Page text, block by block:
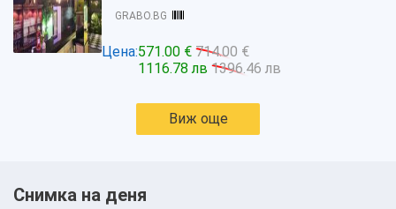
GRABO.BG
Цена:571.00 € 714.00 €
1116.78 лв 1396.46 лв
Виж още
Снимка на деня